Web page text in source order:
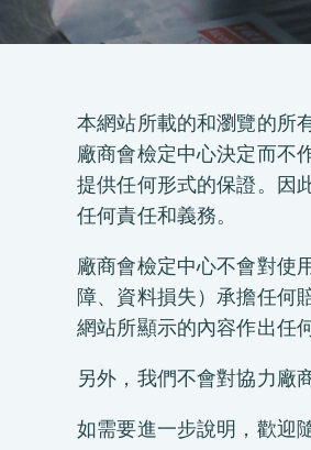
关于我们
我们的服务
本網站所載的和瀏覽的所
廠商會檢定中心決定而不
提供任何形式的保證。因
任何責任和義務。
廠商會檢定中心不會對使
障、資料損失）承擔任何
網站所顯示的內容作出任
另外，我們不會對協力廠
如需要進一步說明，歡迎